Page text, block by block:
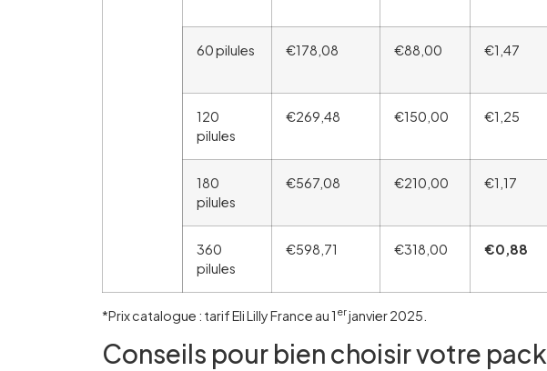
60 pilules €178,08 €88,00 €1,47
120
pilules
€269,48 €150,00 €1,25
180
pilules
€567,08 €210,00 €1,17
360
pilules
€598,71 €318,00 €0,88
*Prix catalogue : tarif Eli Lilly France au 1 erjanvier 2025.
Conseils pour bien choisir votre pack